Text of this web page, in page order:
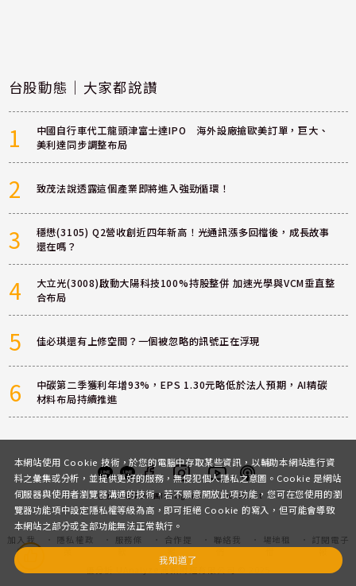
台股動態｜大家都說讚
1
中國自行車代工龍頭津富士達IPO 海外設廠搶歐美訂單，巨大、
美利達同步調整布局
2 致茂法說透露這個產業即將進入強勁循環！
3
穩懋(3105) Q2營收創近四年新高！光通訊漲多回檔後，成長故事
還在嗎？
4
大立光(3008)啟動大陽科技100%持股整併 加速光學與VCM垂直整
合布局
5 佳必琪還有上修空間？一個被忽略的訊號正在浮現
6
中碳第二季獲利年增93%，EPS 1.30元略低於法人預期，AI精碳
材料布局持續推進
客服 討論區粉絲團InstagramYoutubePodcast
加入我
們
隱私權政
服務條
合作提
聯絡我
場地租
訂閱電子
本網站使用 Cookie 技術，於您的電腦中存取某些資訊，以輔助本網站進行資
料之彙集或分析，並提供更好的服務，無侵犯個人隱私之意圖。Cookie 是網站
伺服器與使用者瀏覽器溝通的技術，若不願意開放此項功能，您可在您使用的瀏
覽器功能項中設定隱私權等級為高，即可拒絕 Cookie 的寫入，但可能會導致
本網站之部分或全部功能無法正常執行。
我知道了